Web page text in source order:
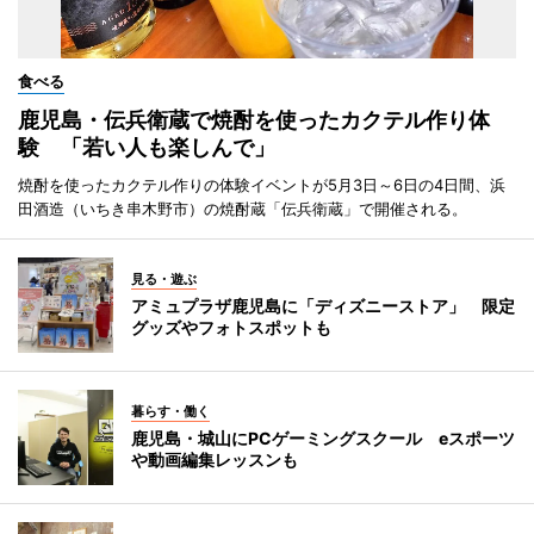
食べる
鹿児島・伝兵衛蔵で焼酎を使ったカクテル作り体
験 「若い人も楽しんで」
焼酎を使ったカクテル作りの体験イベントが5月3日～6日の4日間、浜
田酒造（いちき串木野市）の焼酎蔵「伝兵衛蔵」で開催される。
見る・遊ぶ
アミュプラザ鹿児島に「ディズニーストア」 限定
グッズやフォトスポットも
暮らす・働く
鹿児島・城山にPCゲーミングスクール eスポーツ
や動画編集レッスンも